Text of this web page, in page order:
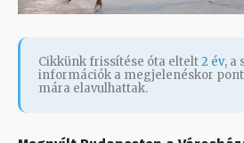
Cikkünk frissítése óta eltelt2 év, a
információk a megjelenéskor
mára elavulhattak.